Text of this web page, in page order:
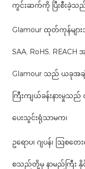
ကွင်းဆက်ကို ပြီးစီးခဲ့သည်
Glamour ထုတ်ကုန်များသ
SAA, RoHS,
Glamour သည် ယခုအခ
ကြီးကျယ်ခန်းနားမှု
ပေးသွင်းရုံသာမက၊
ဥရောပ၊ ဂျပန်၊ ဩစတ
စသည်တို့မှ နာမည်ကြီး နို